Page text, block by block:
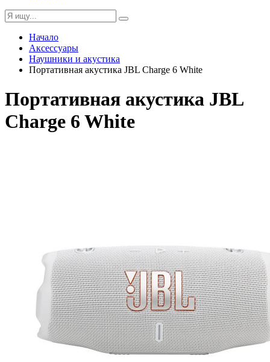
Начало
Аксессуары
Наушники и акустика
Портативная акустика JBL Charge 6 White
Портативная акустика JBL
Charge 6 White